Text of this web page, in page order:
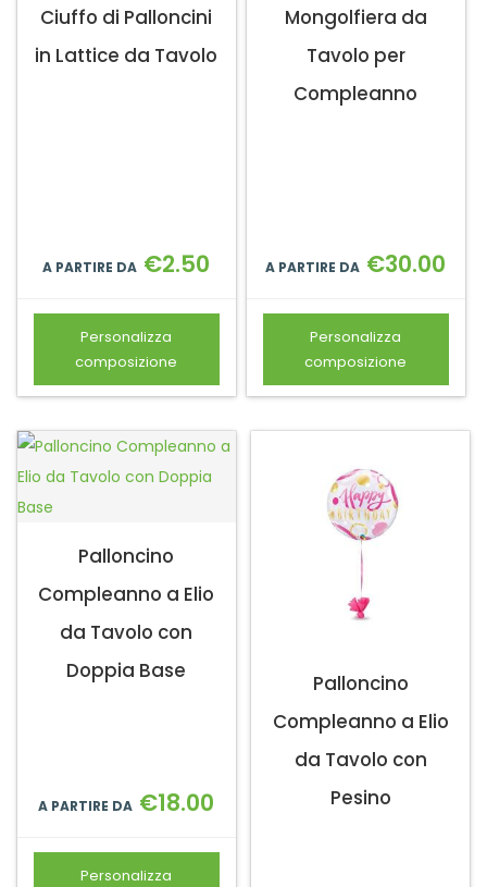
Ciuffo di Palloncini
in Lattice da Tavolo
A PARTIRE DA €2.50
Personalizza
composizione
Mongolfiera da
Tavolo per
Compleanno
A PARTIRE DA €30.00
Personalizza
composizione
Palloncino
Compleanno a Elio
da Tavolo con
Doppia Base
A PARTIRE DA €18.00
Personalizza
Palloncino
Compleanno a Elio
da Tavolo con
Pesino